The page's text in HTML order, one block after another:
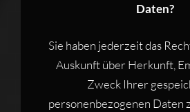
Daten?
Sie haben jederzeit das
Auskunft über Herkunft,
Zweck Ihrer
personenbezogenen Daten